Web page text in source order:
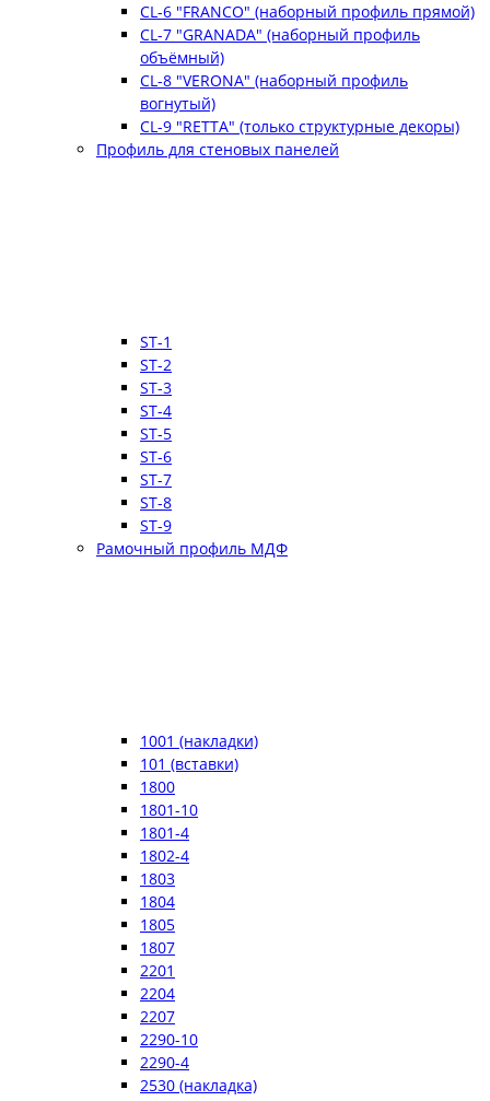
CL-6 "FRANCO" (наборный профиль прямой)
CL-7 "GRANADA" (наборный профиль
объёмный)
CL-8 "VERONA" (наборный профиль
вогнутый)
CL-9 "RETTA" (только структурные декоры)
Профиль для стеновых панелей
ST-1
ST-2
ST-3
ST-4
ST-5
ST-6
ST-7
ST-8
ST-9
Рамочный профиль МДФ
1001 (накладки)
101 (вставки)
1800
1801-10
1801-4
1802-4
1803
1804
1805
1807
2201
2204
2207
2290-10
2290-4
2530 (накладка)